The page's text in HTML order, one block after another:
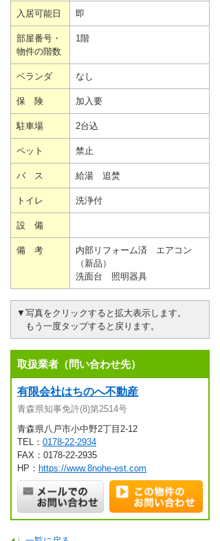
入居可能日 即
部屋番号・
物件の階数
1階
ベランダ なし
保 険 加入要
駐車場 2台込
ペット 禁止
バ ス 給湯 追焚
トイレ 洗浄付
設 備
備 考
内部リフォーム済 エアコン
（新品）
洗面台 照明器具
▼写真をクリックすると拡大表示します。
もう一度タップすると戻ります。
取扱業者（問い合わせ先）
有限会社はちのへ不動産
青森県知事免許(8)第2514号
青森県八戸市小中野2丁目2-12
TEL： 0178-22-2934
FAX：0178-22-2935
HP： https://www.8nohe-est.com